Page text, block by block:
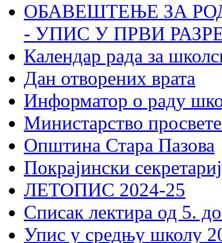
ОБАВЕШТЕЊЕ ЗА
- УПИС У ПРВИ
Календар рада за
Дан отворених врата
Информатор о раду
Министарство
Општина Стара Пазова
Покрајински
ЛЕТОПИС 2024-25
Списак лектира од 5.
Упис у средњу школу